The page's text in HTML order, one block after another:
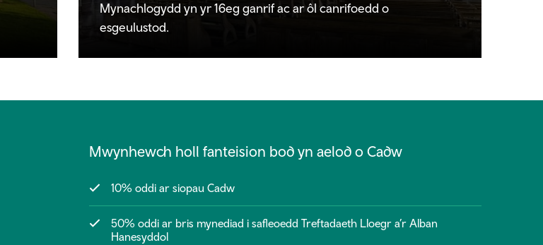
Mynachlogydd yn yr 16eg ganrif ac ar ôl canrifoedd o
esgeulustod.
Mwynhewch holl fanteision bod yn aelod o Cadw
10% oddi ar siopau Cadw
50% oddi ar bris mynediad i safleoedd Treftadaeth Lloegr a’r Alban
Hanesyddol